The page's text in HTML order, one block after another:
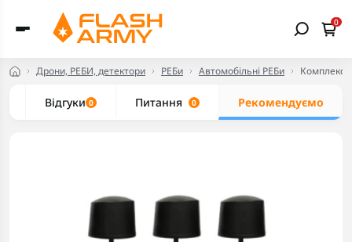
0
Дрони, РЕБИ, детектори РЕБи Автомобільні РЕБи Комплекс
Відгуки 0 Питання 0 Рекомендуємо